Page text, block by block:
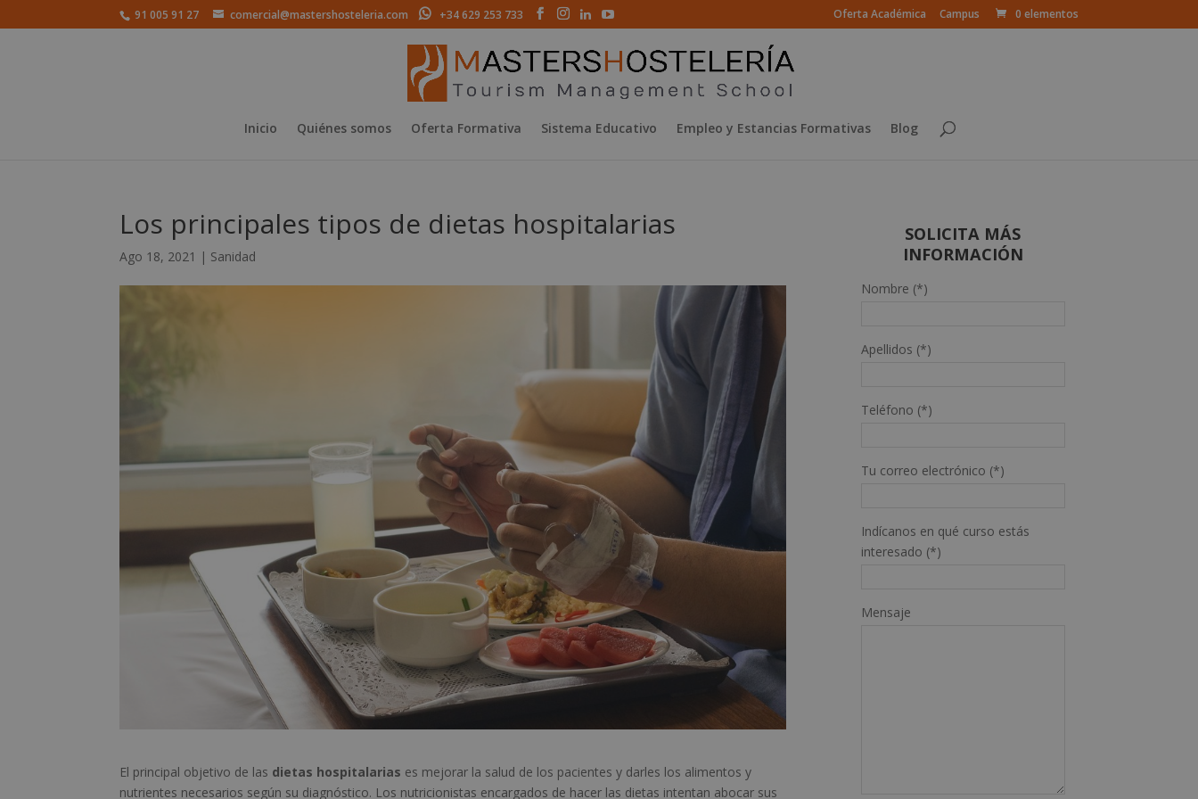
91 005 91 27 comercial@mastershosteleria.com +34 629 253 733 Oferta Académica Campus 0 elementos
Inicio Quiénes somos Oferta Formativa Sistema Educativo Empleo y Estancias Formativas Blog
Los principales tipos de dietas hospitalarias
Ago 18, 2021 | Sanidad
El principal objetivo de las dietas hospitalarias es mejorar la salud de los pacientes y darles los alimentos y
nutrientes necesarios según su diagnóstico. Los nutricionistas encargados de hacer las dietas intentan abocar sus
SOLICITA MÁS
INFORMACIÓN
Nombre (*)
Apellidos (*)
Teléfono (*)
Tu correo electrónico (*)
Indícanos en qué curso estás
interesado (*)
Mensaje